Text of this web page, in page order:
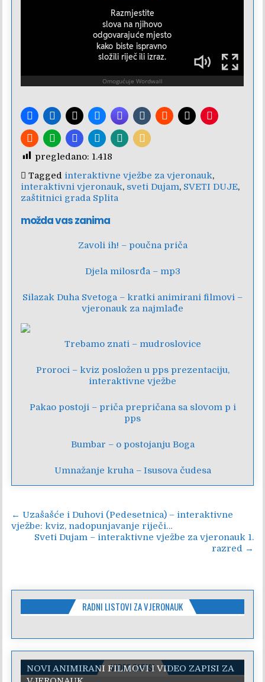
pregledano: 1.418
Tagged interaktivne vježbe za vjeronauk,
interaktivni vjeronauk, sveti Dujam, SVETI DUJE,
zaštitnici grada Splita
možda vas zanima
Zavoli ih! – poučna priča
Djela milosrđa – mp3
Silazak Duha Svetoga – kratki animirani filmovi –
vjeronauk za najmlađe
Trebamo znati – mudroslovice
Proroci – kviz posložen u pps prezentaciju,
interaktivne vježbe
Pakao postoji – priča prepričana sa slovom p i
pps
Bumbar – o postojanju Boga
Umnažanje kruha – Isusova čudesa
Navigacija
objava
← Uzašašće i Duhovi (Pedesetnica) – interaktivne
vježbe: kviz, nadopunjavanje riječi…
Sveti Dujam – interaktivne vježbe za vjeronauk 1.
razred →
RADNI LISTOVI ZA VJERONAUK
VIDEO ZAPISI
NOVI ANIMIRANI FILMOVI I VIDEO ZAPISI ZA